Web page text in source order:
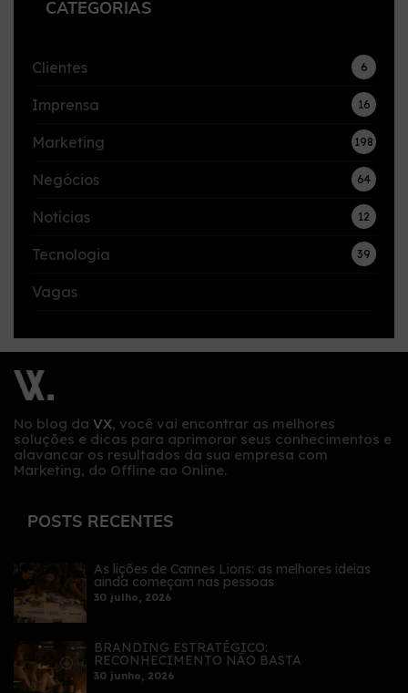
CATEGORIAS
Clientes 6
Imprensa 16
Marketing 198
Negócios 64
Notícias 12
Tecnologia 39
Vagas
No blog da VX, você vai encontrar as melhores
soluções e dicas para aprimorar seus conhecimentos e
alavancar os resultados da sua empresa com
Marketing, do Offline ao Online.
POSTS RECENTES
As lições de Cannes Lions: as melhores ideias
ainda começam nas pessoas
30 julho, 2026
BRANDING ESTRATÉGICO:
RECONHECIMENTO NÃO BASTA
30 junho, 2026